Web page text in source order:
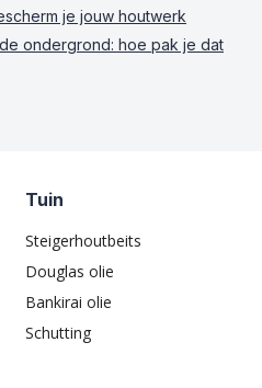
je jouw houtwerk
ondergrond: hoe pak je dat
Tuin
Steigerhoutbeits
Douglas olie
Bankirai olie
Schutting